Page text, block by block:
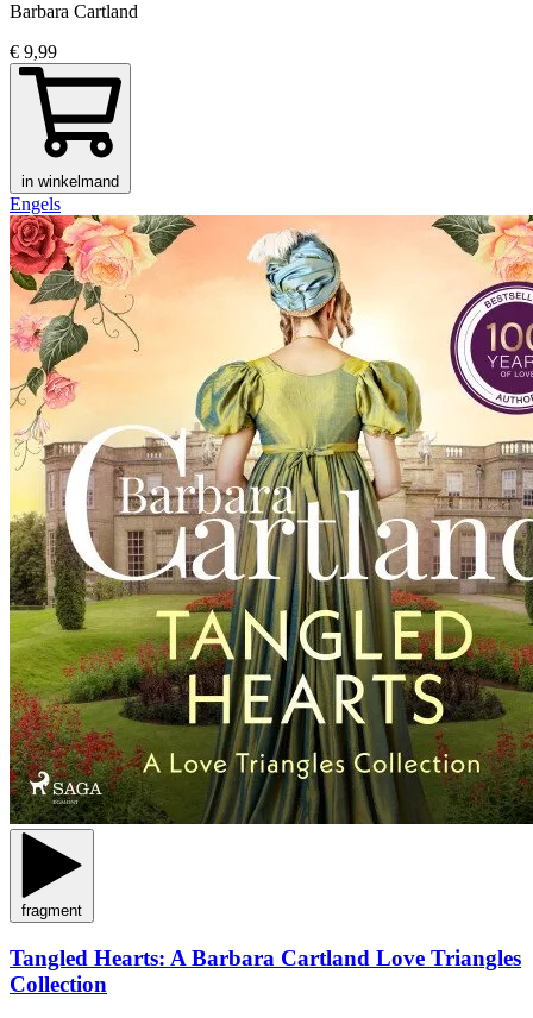
Barbara Cartland
€ 9,99
in winkelmand
Engels
fragment
Tangled Hearts: A Barbara Cartland Love Triangles
Collection